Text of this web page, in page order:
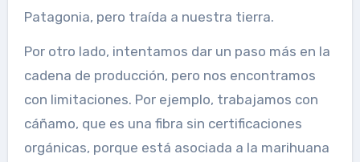
Patagonia, pero traída a nuestra tierra.
Por otro lado, intentamos dar un paso más en la
cadena de producción, pero nos encontramos
con limitaciones. Por ejemplo, trabajamos con
cáñamo, que es una fibra sin certificaciones
orgánicas, porque está asociada a la marihuana